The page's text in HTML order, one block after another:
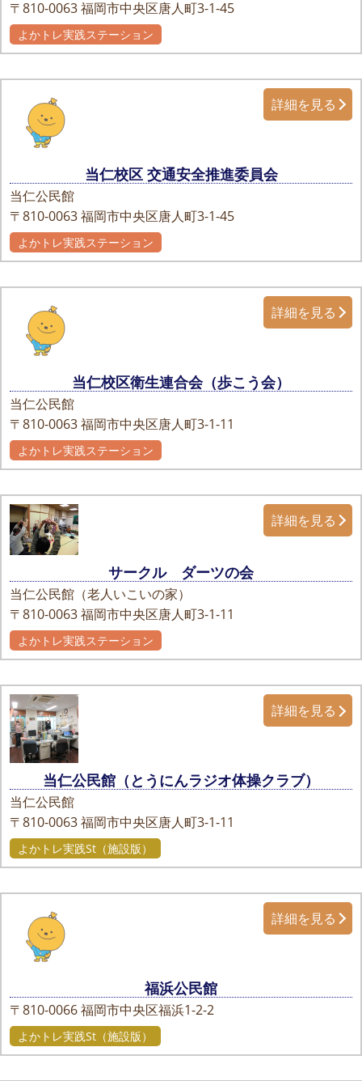
〒810-0063福岡市中央区唐人町3-1-45
よかトレ実践ステーション
当仁校区 交通安全推進委員会
当仁公民館
〒810-0063福岡市中央区唐人町3-1-45
詳細を見る
よかトレ実践ステーション
当仁校区衛生連合会（歩こう会）
当仁公民館
〒810-0063福岡市中央区唐人町3-1-11
詳細を見る
よかトレ実践ステーション
サークル ダーツの会
当仁公民館（老人いこいの家）
〒810-0063福岡市中央区唐人町3-1-11
詳細を見る
よかトレ実践ステーション
当仁公民館（とうにんラジオ体操クラブ）
当仁公民館
〒810-0063福岡市中央区唐人町3-1-11
詳細を見る
よかトレ実践St（施設版）
福浜公民館
〒810-0066福岡市中央区福浜1-2-2
詳細を見る
よかトレ実践St（施設版）